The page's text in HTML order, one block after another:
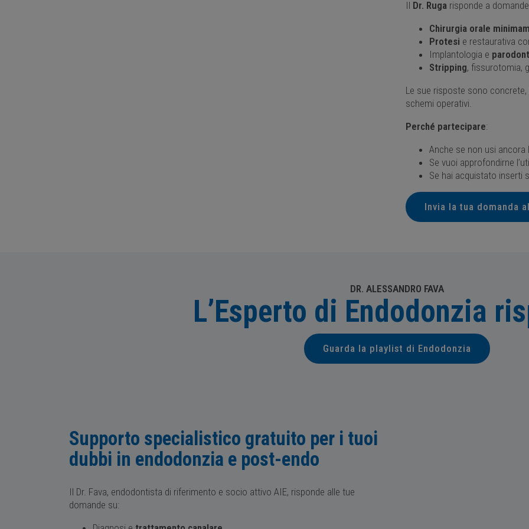
Il Dr. Ruga risponde a
Chirurgia orale
Protesi e restaurativa
Implantologia e
Stripping, fissurotomia,
Le sue risposte sono
schemi operativi.
Perché partecipare:
Anche se non usi
Se vuoi approfondirne
Se hai acquistato inserti
Invia la tua domanda
DR. ALESSANDRO FAVA
L’Esperto di Endodonzia
Guarda la playlist di Endodonzia
Supporto specialistico gratuito per i tuoi
dubbi in endodonzia e post-endo
Il Dr. Fava, endodontista di riferimento e socio attivo AIE, risponde alle tue
domande su: